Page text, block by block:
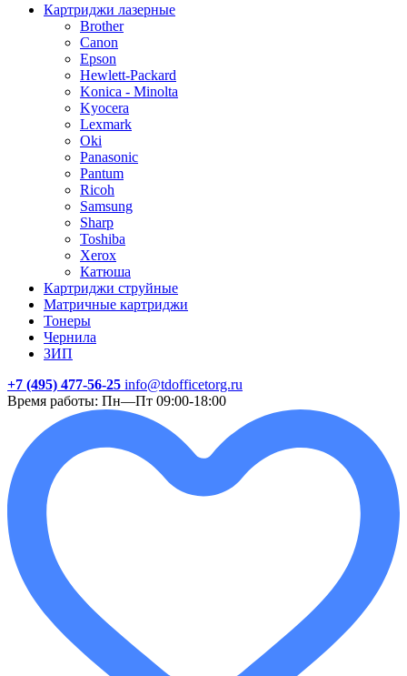
Картриджи лазерные
Brother
Canon
Epson
Hewlett-Packard
Konica - Minolta
Kyocera
Lexmark
Oki
Panasonic
Pantum
Ricoh
Samsung
Sharp
Toshiba
Xerox
Катюша
Картриджи струйные
Матричные картриджи
Тонеры
Чернила
ЗИП
+7 (495) 477-56-25 info@tdofficetorg.ru
Время работы: Пн—Пт 09:00-18:00